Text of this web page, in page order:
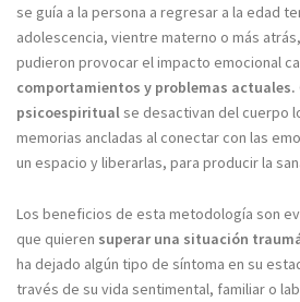
se guía a la persona a regresar a la edad
adolescencia, vientre materno o más
pudieron provocar el impacto emocional
comportamientos y problemas actuales.
psicoespiritualse desactivan del cuerpo
memorias ancladas al conectar con las
un espacio y liberarlas, para producir la
Los beneficios de esta metodología son
que quieren superar una situación
ha dejado algún tipo de síntoma en su
través de su vida sentimental, familiar o